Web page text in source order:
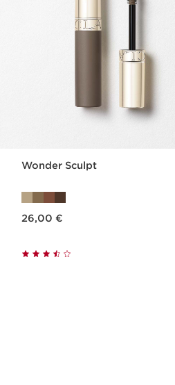
Wonder Sculpt
26,00 €